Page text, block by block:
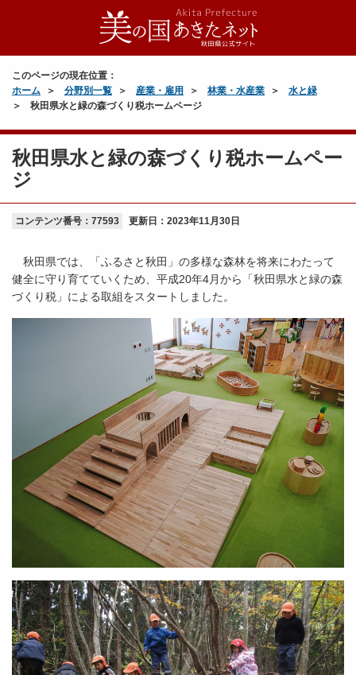
このページの現在位置：
ホーム
分野別一覧 産業・雇用 林業・水産業
水と緑
秋田県水と緑の森づくり税ホームページ
秋田県水と緑の森づくり税ホームペー
ジ
コンテンツ番号：77593 更新日： 2023年11月30日
秋田県では、「ふるさと秋田」の多様な森林を将来にわたって
健全に守り育てていくため、平成20年4月から「秋田県水と緑の森
づくり税」による取組をスタートしました。